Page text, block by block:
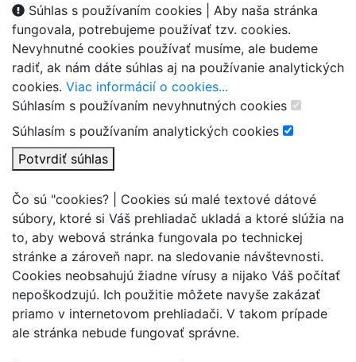
Súhlas s používaním cookies | Aby naša stránka
fungovala, potrebujeme používať tzv. cookies.
Nevyhnutné cookies používať musíme, ale budeme
radiť, ak nám dáte súhlas aj na používanie analytických
cookies. Viac informácií o cookies...
Súhlasím s používaním nevyhnutných cookies
Súhlasím s používaním analytických cookies
Potvrdiť súhlas
Čo sú "cookies? | Cookies sú malé textové dátové
súbory, ktoré si Váš prehliadač ukladá a ktoré slúžia na
to, aby webová stránka fungovala po technickej
stránke a zároveň napr. na sledovanie návštevnosti.
Cookies neobsahujú žiadne vírusy a nijako Váš počítať
nepoškodzujú. Ich použitie môžete navyše zakázať
priamo v internetovom prehliadači. V takom prípade
ale stránka nebude fungovať správne.